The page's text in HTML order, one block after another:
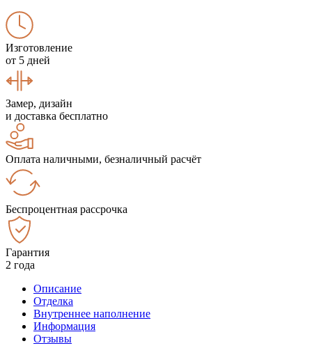
Изготовление
от 5 дней
Замер, дизайн
и доставка бесплатно
Оплата наличными, безналичный расчёт
Беспроцентная рассрочка
Гарантия
2 года
Описание
Отделка
Внутреннее наполнение
Информация
Отзывы